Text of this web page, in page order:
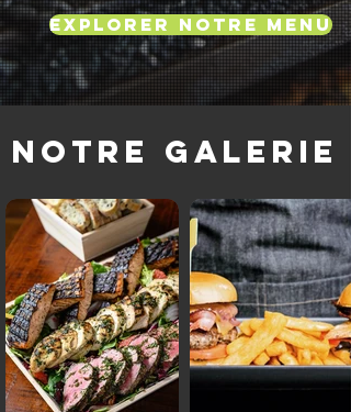
Explorer notre menu
Notre galerie